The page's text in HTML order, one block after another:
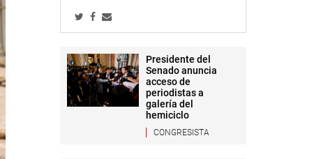
Presidente del
Senado anuncia
acceso de
periodistas a
galería del
hemiciclo
CONGRESISTA